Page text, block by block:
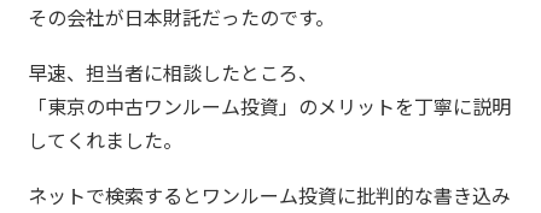
その会社が日本財託だったのです。
早速、担当者に相談したところ、
「東京の中古ワンルーム投資」のメリットを丁寧に説明
してくれました。
ネットで検索するとワンルーム投資に批判的な書き込み